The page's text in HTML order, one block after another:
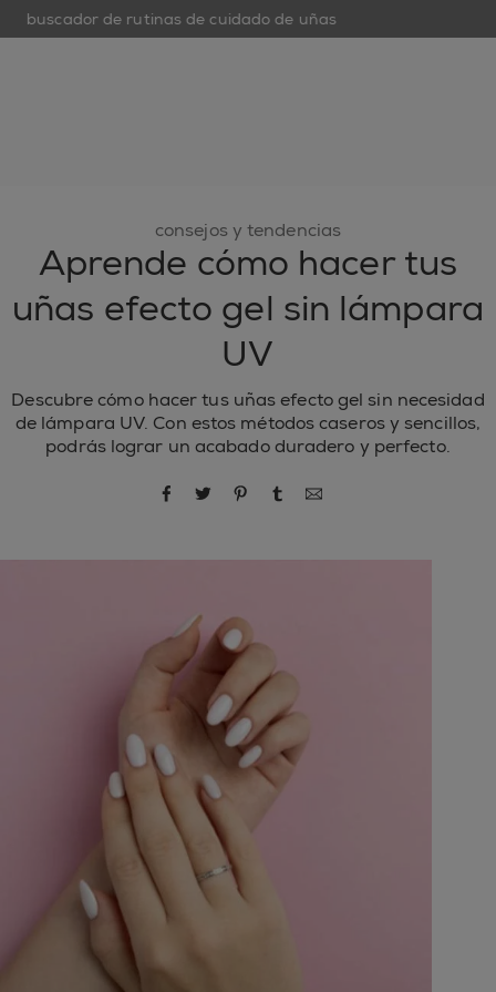
buscador de rutinas de cuidado de uñas
consejos y tendencias
Aprende cómo hacer tus
uñas efecto gel sin lámpara
UV
Descubre cómo hacer tus uñas efecto gel sin necesidad
de lámpara UV. Con estos métodos caseros y sencillos,
podrás lograr un acabado duradero y perfecto.
compartir por Facebook
compartir por Twitter
compartir por Pinterest
compartir por Tumblr
compartir por